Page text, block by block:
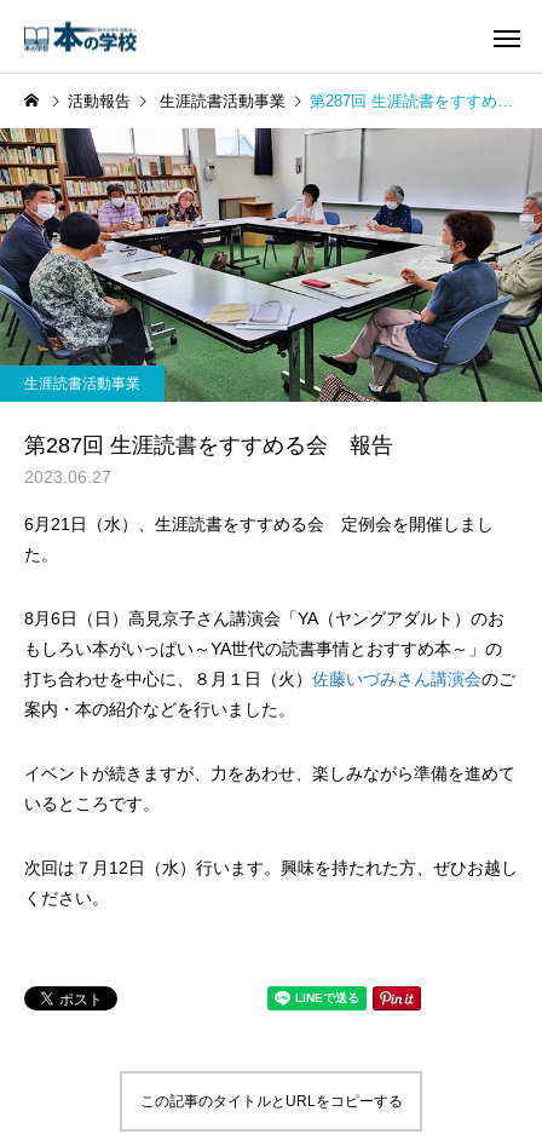
活動報告 生涯読書活動事業 第287回 生涯読書をすすめる会 報告
生涯読書活動事業
第287回 生涯読書をすすめる会 報告
2023.06.27
6月21日（水）、生涯読書をすすめる会 定例会を開催しまし
た。
8月6日（日）高見京子さん講演会「YA（ヤングアダルト）のお
もしろい本がいっぱい～YA世代の読書事情とおすすめ本～」の
打ち合わせを中心に、８月１日（火） 佐藤いづみさん講演会のご
案内・本の紹介などを行いました。
イベントが続きますが、力をあわせ、楽しみながら準備を進めて
いるところです。
次回は７月12日（水）行います。興味を持たれた方、ぜひお越し
ください。
この記事のタイトルとURLをコピーする